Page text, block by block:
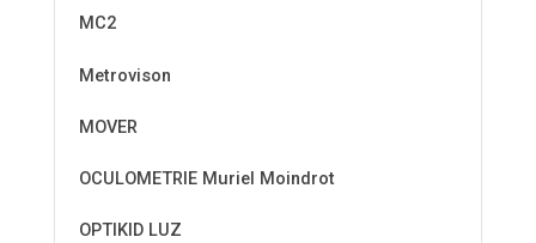
MC2
Metrovison
MOVER
OCULOMETRIE Muriel Moindrot
OPTIKID LUZ